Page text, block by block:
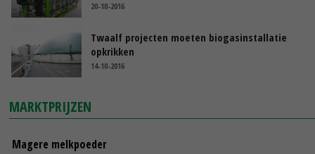
20-10-2016
Twaalf projecten moeten biogasinstallatie
opkrikken
14-10-2016
MARKTPRIJZEN
Magere melkpoeder